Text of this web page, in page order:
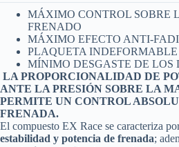
MÁXIMO CONTROL SOBRE
FRENADO
MÁXIMO EFECTO ANTI-
PLAQUETA INDEFORMABLE
MÍNIMO DESGASTE DE LOS
LA PROPORCIONALIDAD DE
ANTE LA PRESIÓN SOBRE LA
PERMITE UN CONTROL
FRENADA.
El compuesto EX Race se caracteriza
estabilidad y potencia de frenada;